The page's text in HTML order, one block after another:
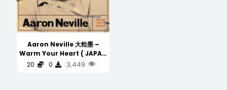
Aaron Neville 大粒墨 –
Warm Your Heart ( JAPAN
PROMO COPY 日版 非卖品 )
20 0 3,449